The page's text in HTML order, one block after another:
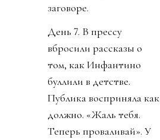
заговоре.
День 7. В прессу
вбросили рассказы о
том, как Инфантино
буллили в детстве.
Публика восприняла как
должно. «Жаль тебя.
Теперь проваливай». У